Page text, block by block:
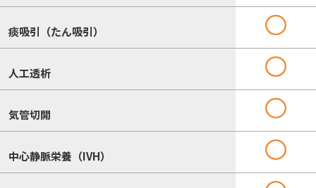
痰吸引（たん吸引）
人工透析
気管切開
中心静脈栄養（IVH）